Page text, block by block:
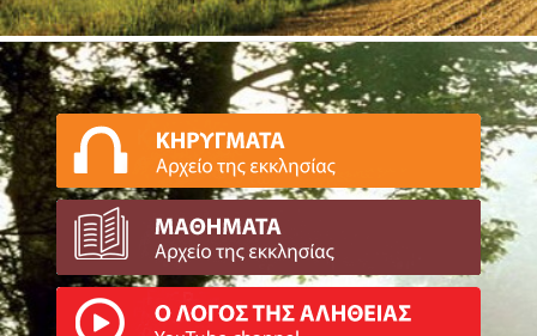
ΕΑΕΠ Παγκρατίου